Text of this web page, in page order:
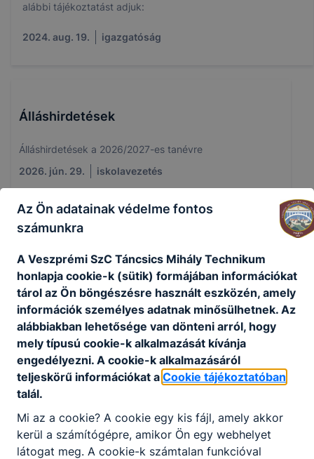
alábbi tájékoztatást adjuk:
2024. aug. 19. igazgatóság
Álláshirdetések
Álláshirdetések a 2026/2027-es tanévre
2026. jún. 29.
iskolavezetés
Tájékoztató a 2026/2027-es tanév beiratkozásáról
2026. jún. 17.
iskolavezetés
Pótfelvételi eljárás
hirdet.
2026. máj. 10.
iskolavezetés
Az Ön adatainak védelme fontos
számunkra
A Veszprémi SzC Táncsics Mihály Technikum
honlapja cookie-k (sütik) formájában információkat
tárol az Ön böngészésre használt eszközén, amely
információk személyes adatnak minősülhetnek. Az
alábbiakban lehetősége van dönteni arról, hogy
mely típusú cookie-k alkalmazását kívánja
engedélyezni. A cookie-k alkalmazásáról
teljeskörű információkat a Cookie tájékoztatóban
talál.
Mi az a cookie? A cookie egy kis fájl, amely akkor
kerül a számítógépre, amikor Ön egy webhelyet
látogat meg. A cookie-k számtalan funkcióval